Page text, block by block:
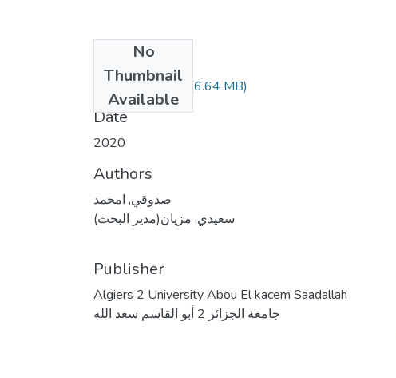
No
Thumbnail
Available
المذكرة كاملة.pdf (6.64 MB)
Date
2020
Authors
صدوقي, امحمد
سعيدي, مزيان(مدير البحث)
Publisher
Algiers 2 University Abou El kacem Saadallah
جامعة الجزائر 2 أبو القاسم سعد الله